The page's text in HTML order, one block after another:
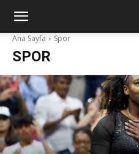
Ana Sayfa Spor
SPOR